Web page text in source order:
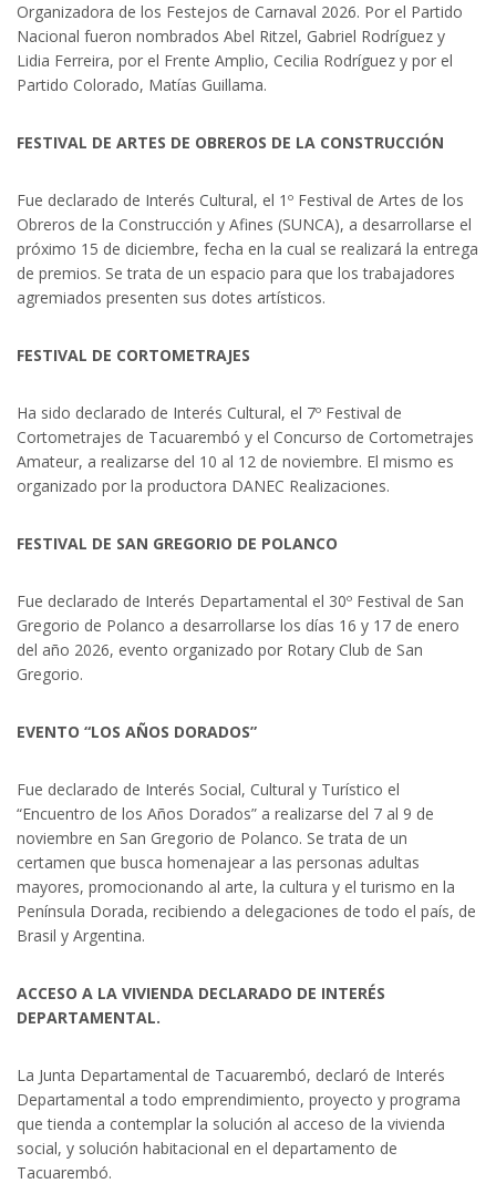
Organizadora de los Festejos de Carnaval 2026. Por el Partido
Nacional fueron nombrados Abel Ritzel, Gabriel Rodríguez y
Lidia Ferreira, por el Frente Amplio, Cecilia Rodríguez y por el
Partido Colorado, Matías Guillama.
FESTIVAL DE ARTES DE OBREROS DE LA CONSTRUCCIÓN
Fue declarado de Interés Cultural, el 1º Festival de Artes de los
Obreros de la Construcción y Afines (SUNCA), a desarrollarse el
próximo 15 de diciembre, fecha en la cual se realizará la entrega
de premios. Se trata de un espacio para que los trabajadores
agremiados presenten sus dotes artísticos.
FESTIVAL DE CORTOMETRAJES
Ha sido declarado de Interés Cultural, el 7º Festival de
Cortometrajes de Tacuarembó y el Concurso de Cortometrajes
Amateur, a realizarse del 10 al 12 de noviembre. El mismo es
organizado por la productora DANEC Realizaciones.
FESTIVAL DE SAN GREGORIO DE POLANCO
Fue declarado de Interés Departamental el 30º Festival de San
Gregorio de Polanco a desarrollarse los días 16 y 17 de enero
del año 2026, evento organizado por Rotary Club de San
Gregorio.
EVENTO “LOS AÑOS DORADOS”
Fue declarado de Interés Social, Cultural y Turístico el
“Encuentro de los Años Dorados” a realizarse del 7 al 9 de
noviembre en San Gregorio de Polanco. Se trata de un
certamen que busca homenajear a las personas adultas
mayores, promocionando al arte, la cultura y el turismo en la
Península Dorada, recibiendo a delegaciones de todo el país, de
Brasil y Argentina.
ACCESO A LA VIVIENDA DECLARADO DE INTERÉS
DEPARTAMENTAL.
La Junta Departamental de Tacuarembó, declaró de Interés
Departamental a todo emprendimiento, proyecto y programa
que tienda a contemplar la solución al acceso de la vivienda
social, y solución habitacional en el departamento de
Tacuarembó.